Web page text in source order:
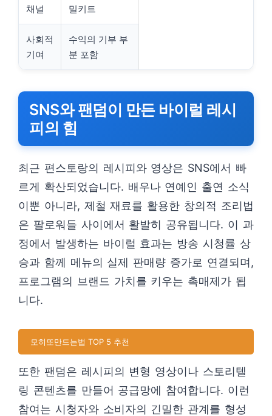
채널
밀키트
사회적
기여
수익의 기부 부
분 포함
SNS와 팬덤이 만든 바이럴 레시
피의 힘
최근 편스토랑의 레시피와 영상은 SNS에서 빠
르게 확산되었습니다. 배우나 연예인 출연 소식
이뿐 아니라, 제철 재료를 활용한 창의적 조리법
은 팔로워들 사이에서 활발히 공유됩니다. 이 과
정에서 발생하는 바이럴 효과는 방송 시청률 상
승과 함께 메뉴의 실제 판매량 증가로 연결되며,
프로그램의 브랜드 가치를 키우는 촉매제가 됩
니다.
모히또만드는법 TOP 5 추천
또한 팬덤은 레시피의 변형 영상이나 스토리텔
링 콘텐츠를 만들어 공급망에 참여합니다. 이런
참여는 시청자와 소비자의 긴밀한 관계를 형성